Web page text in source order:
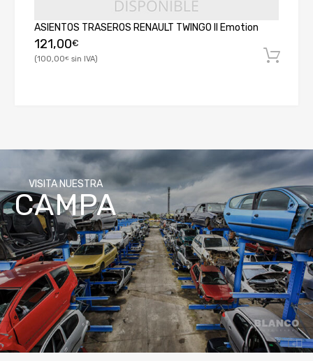
ASIENTOS TRASEROS RENAULT TWINGO II Emotion
121,00€
100,00€
VISITA NUESTRA
CAMPA